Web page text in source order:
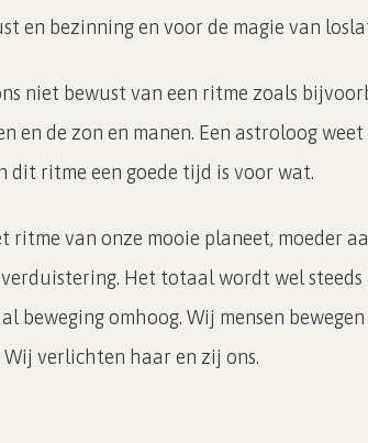
en bezinning en voor de magie van
niet bewust van een ritme zoals
en de zon en manen. Een astroloog
dit ritme een goede tijd is voor wat.
ritme van onze mooie planeet, moeder
Het totaal wordt wel
beweging omhoog. Wij mensen
Wij verlichten haar en zij ons.